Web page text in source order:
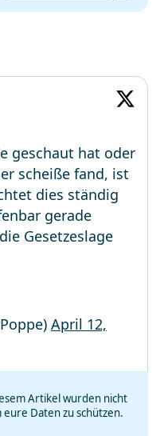
geschaut hat oder
scheiße fand, ist
dies ständig
gerade
Gesetzeslage
April 12,
Artikel wurden nicht
Daten zu schützen.